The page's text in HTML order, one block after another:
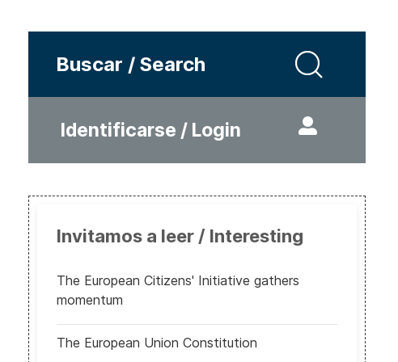
Buscar / Search
Identificarse / Login
Invitamos a leer / Interesting
The European Citizens' Initiative gathers
momentum
The European Union Constitution